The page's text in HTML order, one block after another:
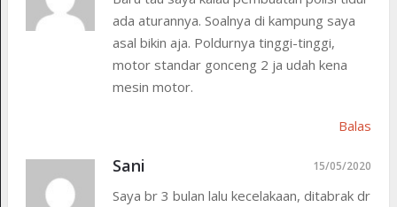
ada aturannya. Soalnya di kampung saya
asal bikin aja. Poldurnya tinggi-tinggi,
motor standar gonceng 2 ja udah kena
mesin motor.
Balas
Sani 15/05/2020
Saya br 3 bulan lalu kecelakaan, ditabrak dr